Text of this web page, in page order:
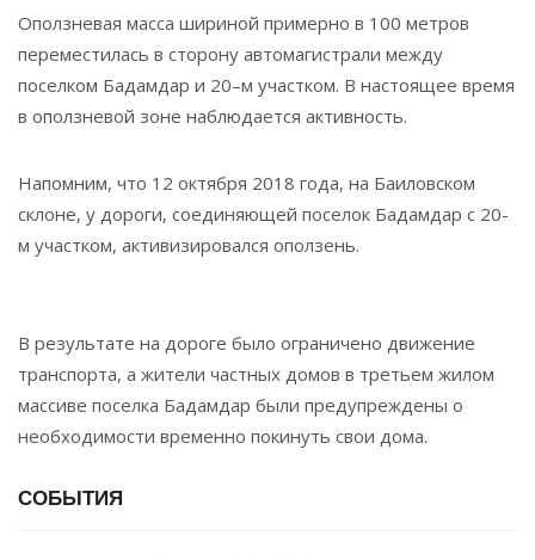
Оползневая масса шириной примерно в 100 метров
переместилась в сторону автомагистрали между
поселком Бадамдар и 20–м участком. В настоящее время
в оползневой зоне наблюдается активность.
Напомним, что 12 октября 2018 года, на Баиловском
склоне, у дороги, соединяющей поселок Бадамдар с 20-
м участком, активизировался оползень.
В результате на дороге было ограничено движение
транспорта, а жители частных домов в третьем жилом
массиве поселка Бадамдар были предупреждены о
необходимости временно покинуть свои дома.
СОБЫТИЯ